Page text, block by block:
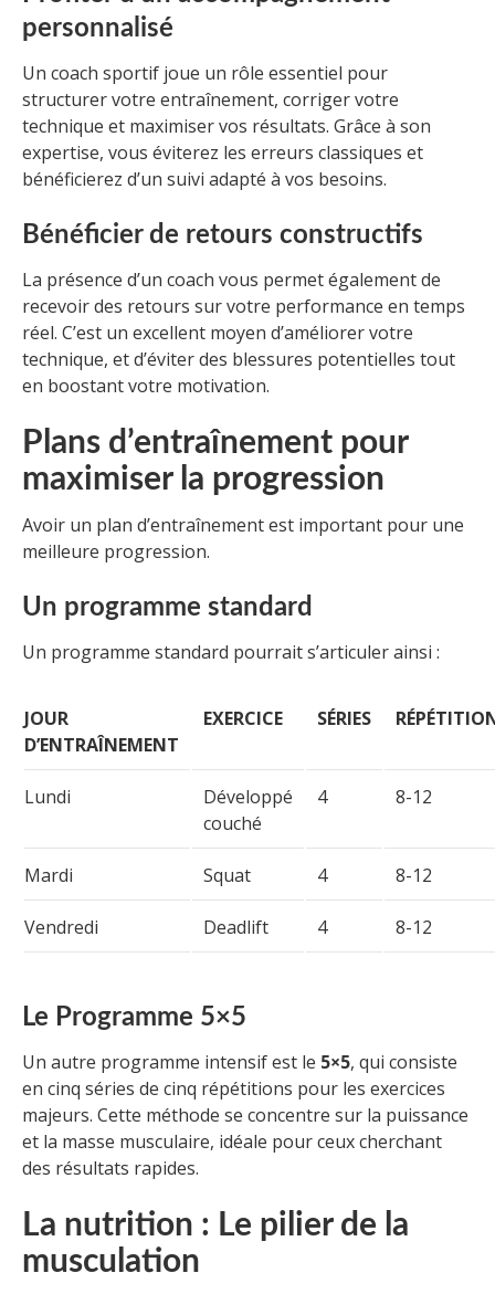
personnalisé
Un coach sportif joue un rôle essentiel pour
structurer votre entraînement, corriger votre
technique et maximiser vos résultats. Grâce à son
expertise, vous éviterez les erreurs classiques et
bénéficierez d’un suivi adapté à vos besoins.
Bénéficier de retours constructifs
La présence d’un coach vous permet également de
recevoir des retours sur votre performance en temps
réel. C’est un excellent moyen d’améliorer votre
technique, et d’éviter des blessures potentielles tout
en boostant votre motivation.
Plans d’entraînement pour
maximiser la progression
Avoir un plan d’entraînement est important pour une
meilleure progression.
Un programme standard
Un programme standard pourrait s’articuler ainsi :
JOUR
D’ENTRAÎNEMENT
EXERCICE SÉRIES
Lundi
Développé
couché
4 8-12
Mardi Squat 4 8-12
Vendredi Deadlift 4 8-12
Le Programme 5×5
Un autre programme intensif est le 5×5, qui consiste
en cinq séries de cinq répétitions pour les exercices
majeurs. Cette méthode se concentre sur la puissance
et la masse musculaire, idéale pour ceux cherchant
des résultats rapides.
La nutrition : Le pilier de la
musculation